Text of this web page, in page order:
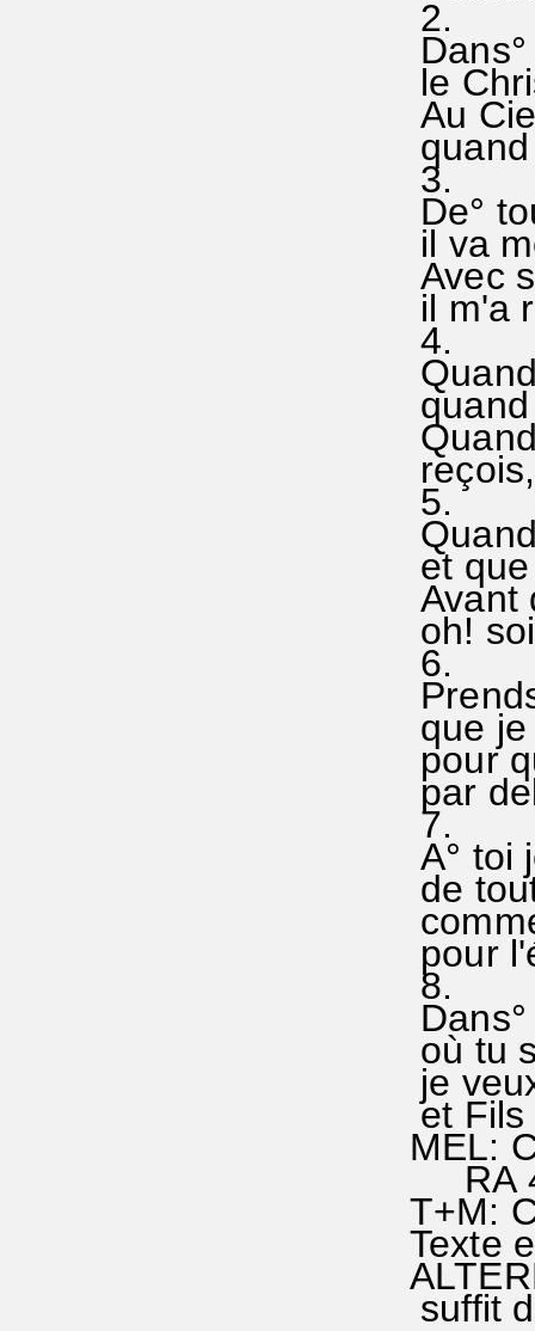
2.
le
Au
3.
De°
il va
Avec
il m'a
4.
5.
et
Avant
oh!
6.
que
pour
par
7.
A° toi
de
pour
8.
où tu
je
et Fils
MEL:
RA
T+M:
Texte
suffit